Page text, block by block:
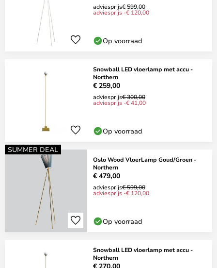
adviesprijs€ 599,00
adviesprijs -€ 120,00
Op voorraad
Snowball LED vloerlamp met accu -
Northern
€ 259,00
adviesprijs€ 300,00
adviesprijs -€ 41,00
Op voorraad
SUMMER DEAL
Oslo Wood VloerLamp Goud/Groen -
Northern
€ 479,00
adviesprijs€ 599,00
adviesprijs -€ 120,00
Op voorraad
Snowball LED vloerlamp met accu -
Northern
€ 270,00